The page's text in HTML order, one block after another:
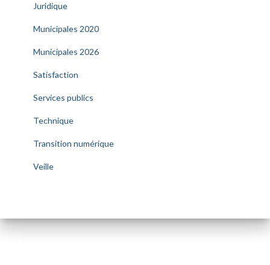
Juridique
Municipales 2020
Municipales 2026
Satisfaction
Services publics
Technique
Transition numérique
Veille